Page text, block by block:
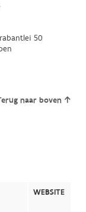
50
naar boven
WEBSITE